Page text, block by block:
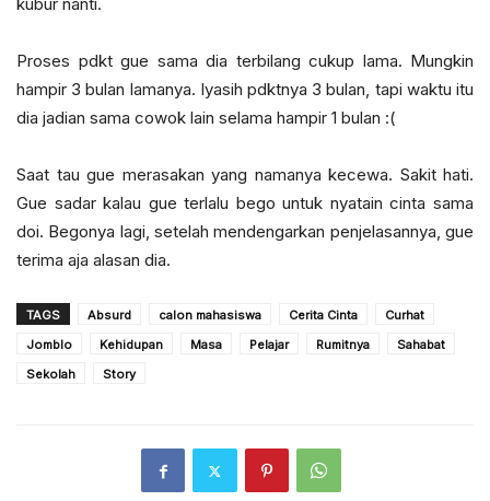
kubur nanti.
Proses pdkt gue sama dia terbilang cukup lama. Mungkin
hampir 3 bulan lamanya. Iyasih pdktnya 3 bulan, tapi waktu itu
dia jadian sama cowok lain selama hampir 1 bulan :(
Saat tau gue merasakan yang namanya kecewa. Sakit hati.
Gue sadar kalau gue terlalu bego untuk nyatain cinta sama
doi. Begonya lagi, setelah mendengarkan penjelasannya, gue
terima aja alasan dia.
TAGS Absurd calon mahasiswa Cerita Cinta
Curhat
Jomblo
Kehidupan Masa Pelajar Rumitnya
Sahabat
Sekolah
Story